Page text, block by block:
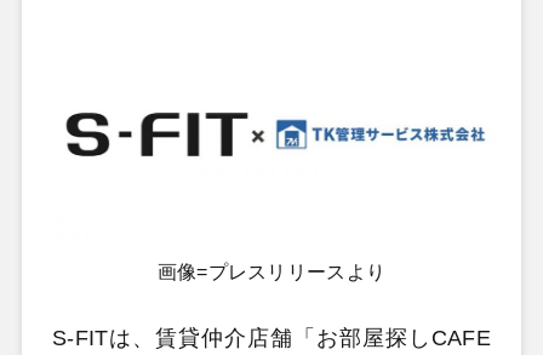
画像=プレスリリースより
S-FITは、賃貸仲介店舗「お部屋探しCAFE